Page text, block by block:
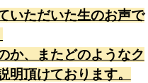
いただいた生のお声で
か、またどのようなク
明頂けております。